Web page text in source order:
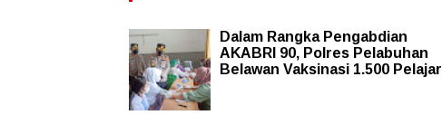
Dalam Rangka Pengabdian
AKABRI 90, Polres Pelabuhan
Belawan Vaksinasi 1.500 Pelajar